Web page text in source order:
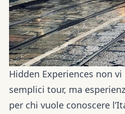
Hidden Experiences non
semplici tour, ma
per chi vuole conoscere